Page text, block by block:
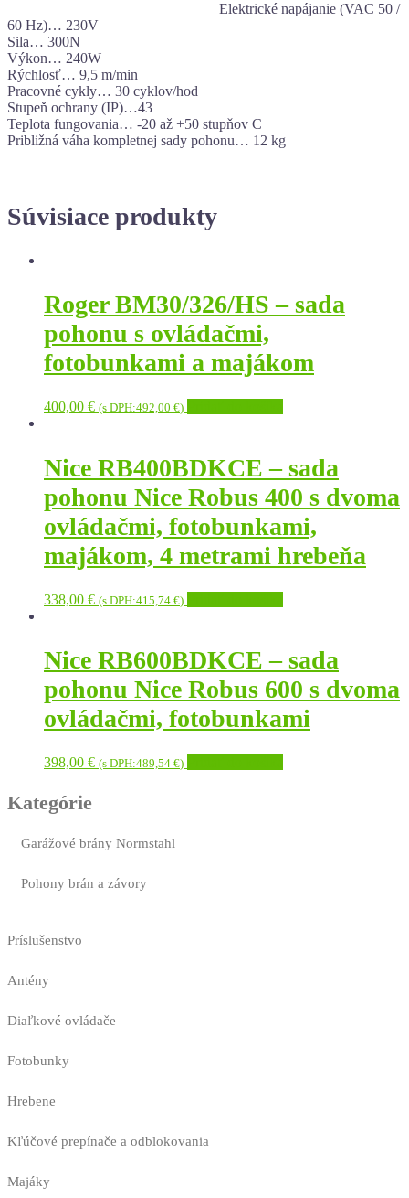
Elektrické napájanie (VAC 50 /
60 Hz)… 230V
Sila… 300N
Výkon… 240W
Rýchlosť… 9,5 m/min
Pracovné cykly… 30 cyklov/hod
Stupeň ochrany (IP)…43
Teplota fungovania… -20 až +50 stupňov C
Približná váha kompletnej sady pohonu… 12 kg
Súvisiace produkty
Roger BM30/326/HS – sada
pohonu s ovládačmi,
fotobunkami a majákom
400,00 € (s DPH:492,00 €)
Nice RB400BDKCE – sada
pohonu Nice Robus 400 s dvoma
ovládačmi, fotobunkami,
majákom, 4 metrami hrebeňa
338,00 € (s DPH:415,74 €)
Nice RB600BDKCE – sada
pohonu Nice Robus 600 s dvoma
ovládačmi, fotobunkami
398,00 € (s DPH:489,54 €)
Kategórie
Garážové brány Normstahl
Pohony brán a závory
Príslušenstvo
Antény
Diaľkové ovládače
Fotobunky
Hrebene
Kľúčové prepínače a odblokovania
Majáky